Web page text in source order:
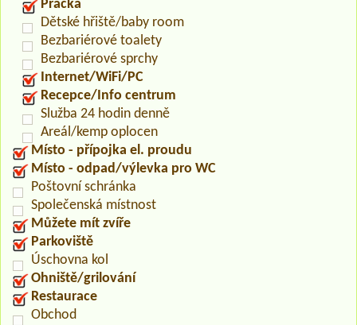
Pračka
Dětské hřiště/baby room
Bezbariérové toalety
Bezbariérové sprchy
Internet/WiFi/PC
Recepce/Info centrum
Služba 24 hodin denně
Areál/kemp oplocen
Místo - přípojka el. proudu
Místo - odpad/výlevka pro WC
Poštovní schránka
Společenská místnost
Můžete mít zvíře
Parkoviště
Úschovna kol
Ohniště/grilování
Restaurace
Obchod